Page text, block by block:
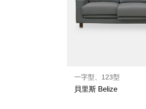
一字型、123型
貝里斯 Belize